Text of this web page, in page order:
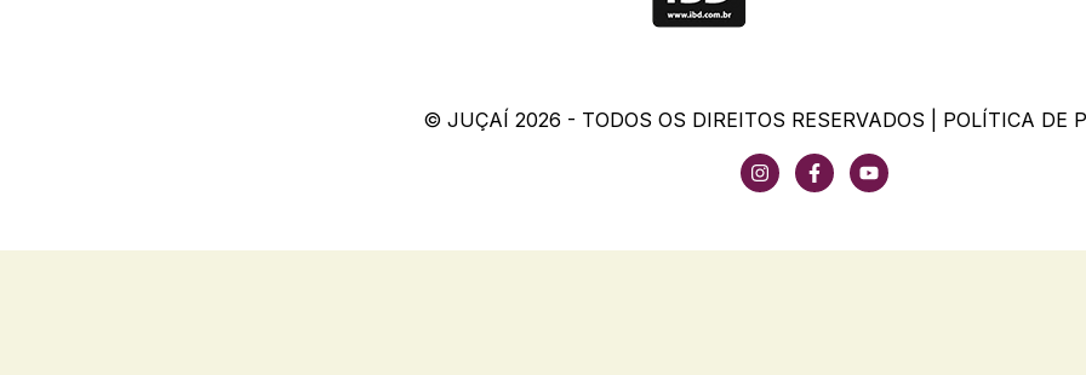
© JUÇAÍ 2026 - TODOS OS DIREITOS RESERVADOS | POLÍTICA DE